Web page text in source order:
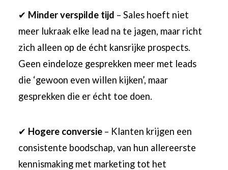
✔ Minder verspilde tijd – Sales hoeft niet
meer lukraak elke lead na te jagen, maar richt
zich alleen op de écht kansrijke prospects.
Geen eindeloze gesprekken meer met leads
die ‘gewoon even willen kijken’, maar
gesprekken die er écht toe doen.
✔ Hogere conversie – Klanten krijgen een
consistente boodschap, van hun allereerste
kennismaking met marketing tot het